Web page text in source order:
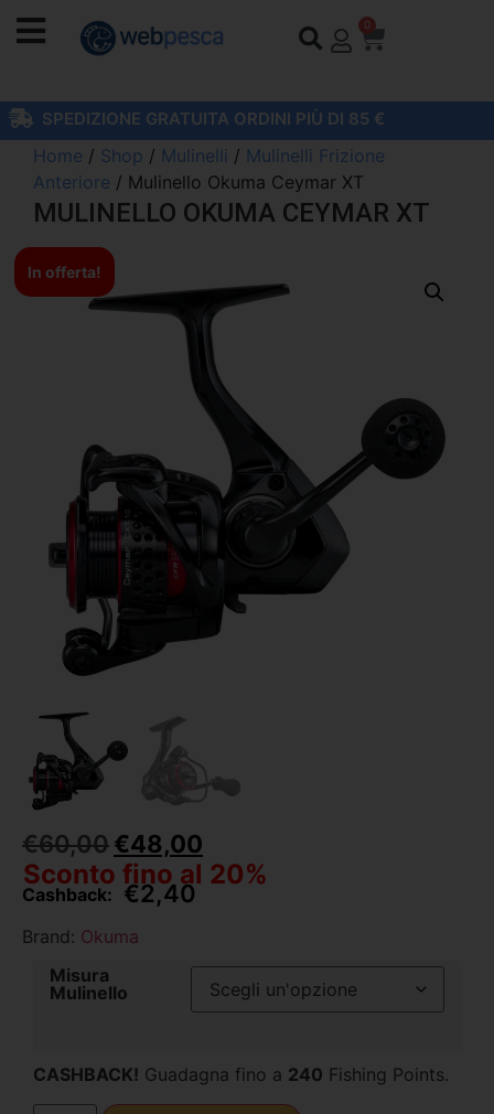
0
SPEDIZIONE GRATUITA ORDINI PIÙ DI 85 €
Home / Shop / Mulinelli / Mulinelli Frizione
Anteriore / Mulinello Okuma Ceymar XT
MULINELLO OKUMA CEYMAR XT
In offerta!
€60,00€48,00
Sconto fino al 20%
Cashback: €2,40
Brand: Okuma
Misura
Mulinello
CASHBACK! Guadagna fino a 240 Fishing Points.